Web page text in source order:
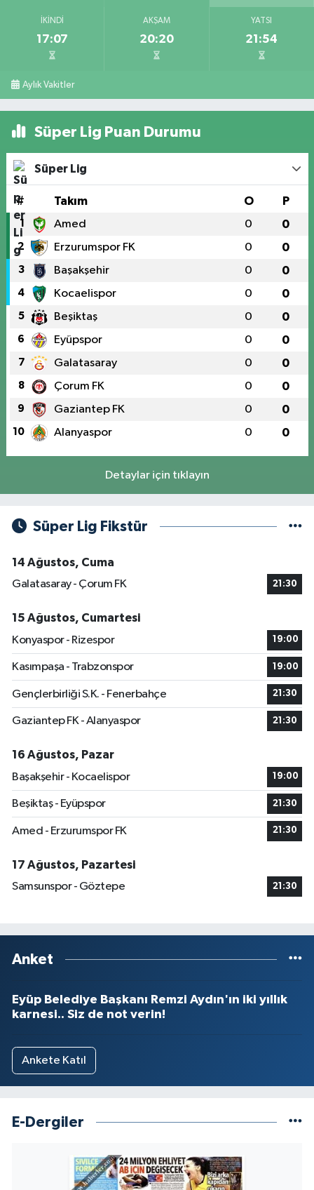
İKINDI
17:07
AKŞAM
20:20
YATSI
21:54
Aylık Vakitler
Süper Lig Puan Durumu
Süper Lig
# Takım O P
1 Amed 0 0
2 Erzurumspor FK 0 0
3 Başakşehir 0 0
4 Kocaelispor 0 0
5 Beşiktaş 0 0
6 Eyüpspor 0 0
7 Galatasaray 0 0
8 Çorum FK 0 0
9 Gaziantep FK 0 0
10 Alanyaspor 0 0
Detaylar için tıklayın
Süper Lig Fikstür
14 Ağustos, Cuma
Galatasaray - Çorum FK
21:30
15 Ağustos, Cumartesi
Konyaspor - Rizespor
19:00
Kasımpaşa - Trabzonspor 19:00
Gençlerbirliği S.K. - Fenerbahçe 21:30
Gaziantep FK - Alanyaspor 21:30
16 Ağustos, Pazar
Başakşehir - Kocaelispor
19:00
Beşiktaş - Eyüpspor 21:30
Amed - Erzurumspor FK 21:30
17 Ağustos, Pazartesi
Samsunspor - Göztepe
21:30
Anket
Eyüp Belediye Başkanı Remzi Aydın'ın iki yıllık
karnesi.. Siz de not verin!
Ankete Katıl
E-Dergiler